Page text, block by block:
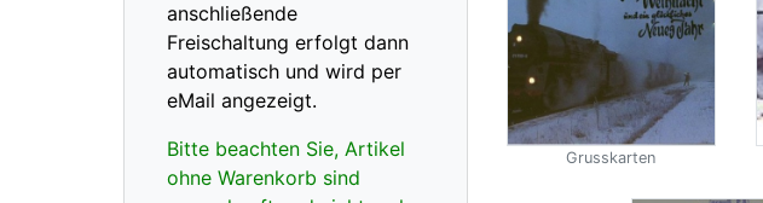
anschließende
Freischaltung erfolgt dann
automatisch und wird per
eMail angezeigt.
Bitte beachten Sie, Artikel
ohne Warenkorb sind
Grusskarten